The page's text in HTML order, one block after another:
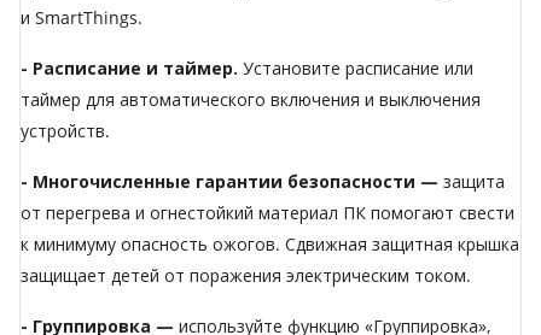
и SmartThings.
- Расписание и таймер. Установите расписание или
таймер для автоматического включения и выключения
устройств.
- Многочисленные гарантии безопасности — защита
от перегрева и огнестойкий материал ПК помогают свести
к минимуму опасность ожогов. Сдвижная защитная крышка
защищает детей от поражения электрическим током.
- Группировка — используйте функцию «Группировка»,